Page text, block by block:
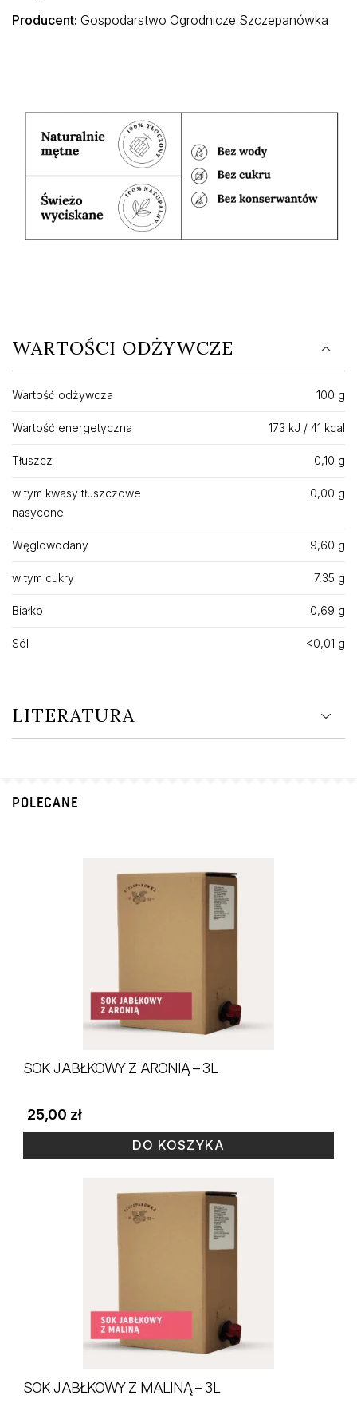
Producent: Gospodarstwo Ogrodnicze Szczepanówka
WARTOŚCI ODŻYWCZE
Wartość odżywcza 100 g
Wartość energetyczna 173 kJ / 41 kcal
Tłuszcz 0,10 g
w tym kwasy tłuszczowe
nasycone
0,00 g
Węglowodany 9,60 g
w tym cukry 7,35 g
Białko 0,69 g
Sól <0,01 g
LITERATURA
POLECANE
SOK JABŁKOWY Z ARONIĄ – 3L
25,00 zł
DO KOSZYKA
SOK JABŁKOWY Z MALINĄ – 3L